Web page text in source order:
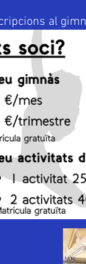
al